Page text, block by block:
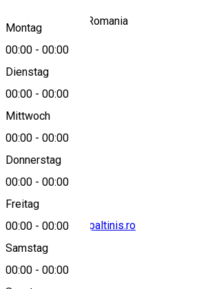
Montag
00:00 - 00:00
Dienstag
00:00 - 00:00
Mittwoch
00:00 - 00:00
Donnerstag
00:00 - 00:00
Freitag
00:00 - 00:00
Samstag
00:00 - 00:00
Păltiniș 550001, Romania
View on map
office@telescaunpaltinis.ro